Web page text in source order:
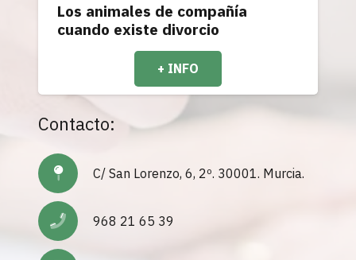
Los animales de compañía
cuando existe divorcio
+ INFO
Contacto:
C/ San Lorenzo, 6, 2º. 30001. Murcia.
968 21 65 39